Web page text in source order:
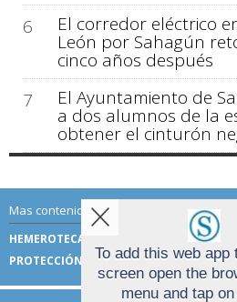
6
El corredor eléctrico
León por Sahagún
cinco años después
7
El Ayuntamiento de
a dos alumnos de la
obtener el cinturón
Mas contenido de Sahagún Digital:
HEMEROTECA
PROTECCIÓN DE DATOSTo add this web app
screen open the
menu and tap on
Aviso sobre el Uso